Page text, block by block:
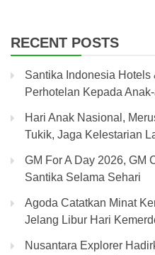
RECENT POSTS
Santika Indonesia
Perhotelan Kepada
Hari Anak Nasional,
Tukik, Jaga Kelestarian
GM For A Day 2026, GM
Santika Selama Sehari
Agoda Catatkan Minat
Jelang Libur Hari
Nusantara Explorer